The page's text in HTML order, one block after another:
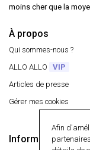
moins cher que la
À propos
Qui sommes-nous ?
ALLO ALLO
VIP
Articles de presse
Gérer mes cookies
Informations
Afin